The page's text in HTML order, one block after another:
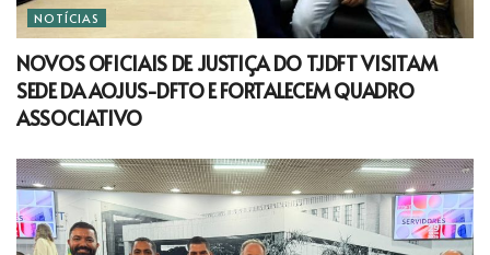
NOTÍCIAS
NOVOS OFICIAIS DE JUSTIÇA DO TJDFT VISITAM
SEDE DA AOJUS-DFTO E FORTALECEM QUADRO
ASSOCIATIVO